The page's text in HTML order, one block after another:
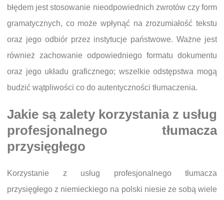
błędem jest stosowanie nieodpowiednich zwrotów czy form
gramatycznych, co może wpłynąć na zrozumiałość tekstu
oraz jego odbiór przez instytucje państwowe. Ważne jest
również zachowanie odpowiedniego formatu dokumentu
oraz jego układu graficznego; wszelkie odstępstwa mogą
budzić wątpliwości co do autentyczności tłumaczenia.
Jakie są zalety korzystania z usług
profesjonalnego tłumacza
przysięgłego
Korzystanie z usług profesjonalnego tłumacza
przysięgłego z niemieckiego na polski niesie ze sobą wiele